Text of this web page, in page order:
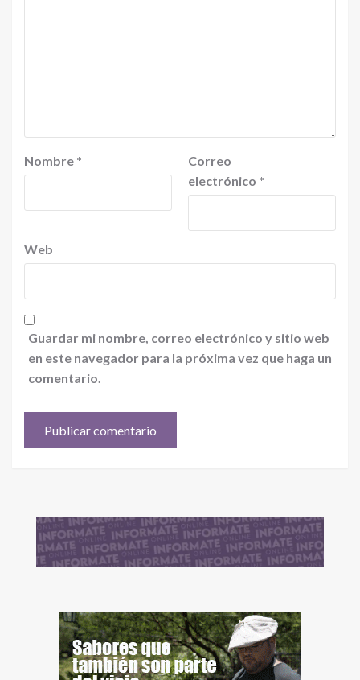
Nombre *
Correo
electrónico *
Web
Guardar mi nombre, correo electrónico y sitio web
en este navegador para la próxima vez que haga un
comentario.